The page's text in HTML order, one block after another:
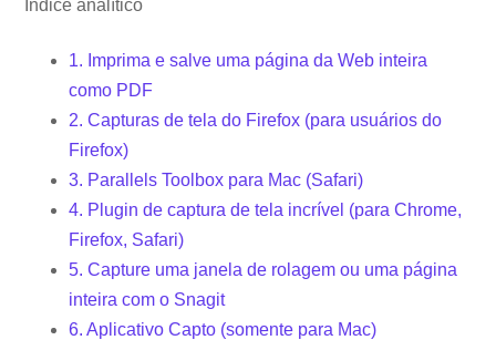
Índice analítico
1. Imprima e salve uma página da Web inteira
como PDF
2. Capturas de tela do Firefox (para usuários do
Firefox)
3. Parallels Toolbox para Mac (Safari)
4. Plugin de captura de tela incrível (para Chrome,
Firefox, Safari)
5. Capture uma janela de rolagem ou uma página
inteira com o Snagit
6. Aplicativo Capto (somente para Mac)